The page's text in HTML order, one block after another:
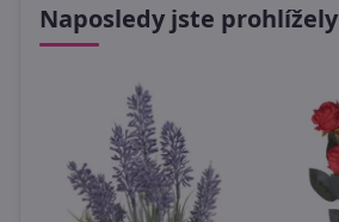
Naposledy jste prohlížely